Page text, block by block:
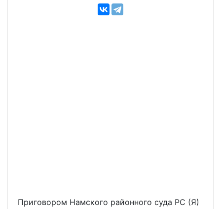
Приговором Намского районного суда РС (Я)